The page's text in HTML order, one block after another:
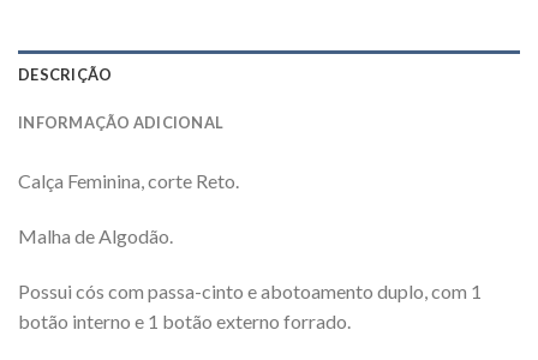
DESCRIÇÃO
INFORMAÇÃO ADICIONAL
Calça Feminina, corte Reto.
Malha de Algodão.
Possui cós com passa-cinto e abotoamento duplo, com 1
botão interno e 1 botão externo forrado.